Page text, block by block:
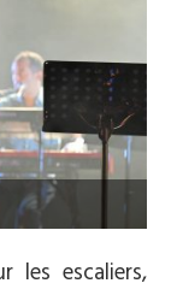
les escaliers,